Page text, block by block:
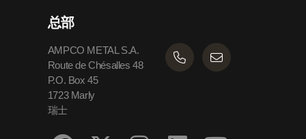
总部
AMPCO METAL S.A.
Route de Chésalles 48
P.O. Box 45
1723 Marly
瑞士